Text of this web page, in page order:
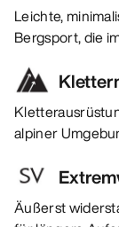
Leichte,
Bergsport, die
alpiner
Äußerst